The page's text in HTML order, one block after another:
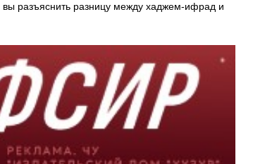
разъяснить разницу между хаджем-ифрад и